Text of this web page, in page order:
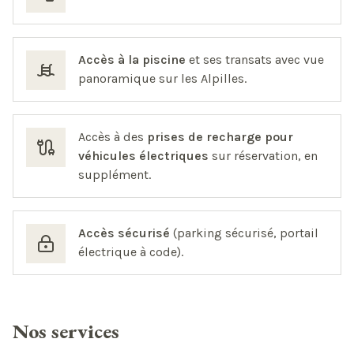
Accès à la piscine et ses transats avec vue
panoramique sur les Alpilles.
Accès à des prises de recharge pour
véhicules électriques sur réservation, en
supplément.
Accès sécurisé (parking sécurisé, portail
électrique à code).
Nos services